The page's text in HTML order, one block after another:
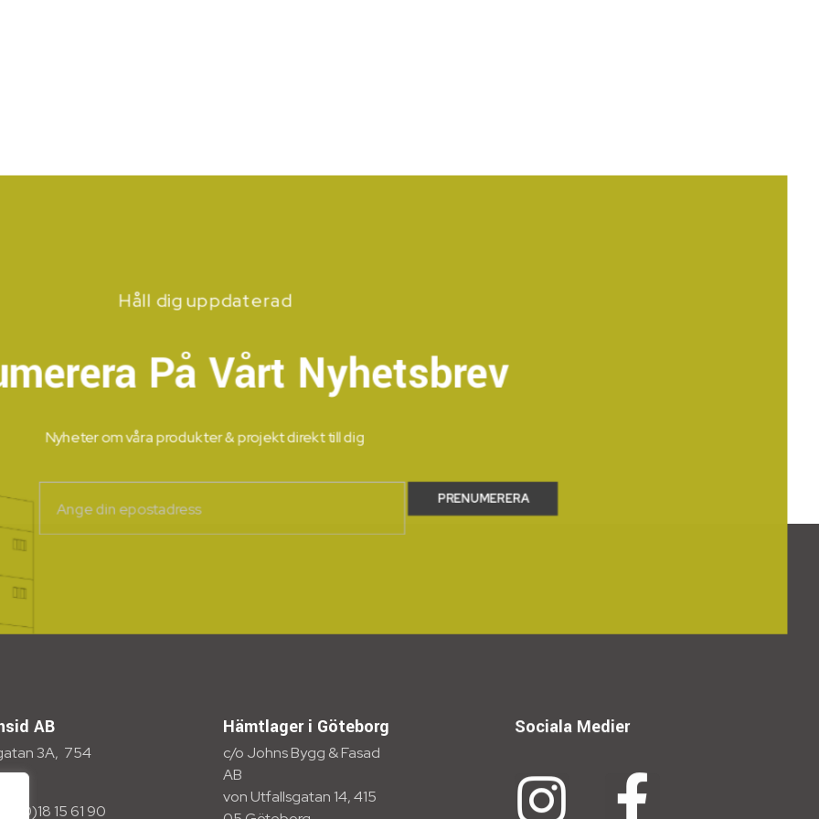
Håll dig uppdaterad
På Vårt Nyhetsbrev
Nyheter om våra produkter & projekt direkt till dig
AB
3A, 754
15 61 90
Hämtlager i Göteborg
c/o Johns Bygg & Fasad
AB
von Utfallsgatan 14, 415
Sociala Medier